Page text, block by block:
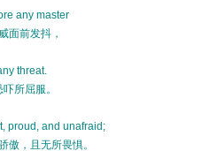
any master
前发抖，
threat.
所屈服。
proud, and unafraid;
，且无所畏惧。